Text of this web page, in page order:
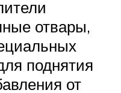
отвары,
поднятия
от